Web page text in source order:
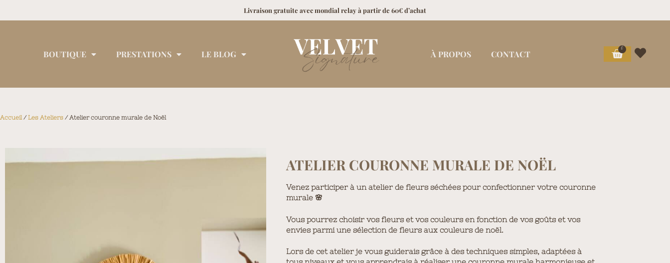
Livraison gratuite avec mondial relay à partir de 60€ d’achat
BOUTIQUE PRESTATIONS LE BLOG À PROPOS CONTACT 0
Accueil/Les Ateliers / Atelier couronne murale de Noël
ATELIER COURONNE MURALE DE NOËL
Venez participer à un atelier de fleurs séchées pour confectionner votre couronne
murale 🌸
Vous pourrez choisir vos fleurs et vos couleurs en fonction de vos goûts et vos
envies parmi une sélection de fleurs aux couleurs de noël.
Lors de cet atelier je vous guiderais grâce à des techniques simples, adaptées à